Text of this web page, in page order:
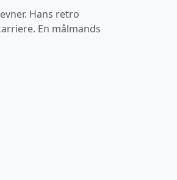
Hans retro
En målmands